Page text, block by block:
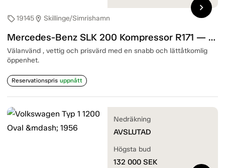
sell19145location_on Skillinge/Simrishamn
Mercedes-Benz SLK 200 Kompressor R171 — 2005
Välanvänd , vettig och prisvärd med en snabb och lättåtkomlig
öppenhet.
Reservationspris uppnått
chevron_right
Nedräkning
AVSLUTAD
Högsta bud
132 000 SEK